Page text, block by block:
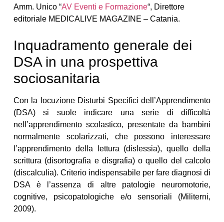
Amm. Unico “AV Eventi e Formazione“, Direttore
editoriale MEDICALIVE MAGAZINE – Catania.
Inquadramento generale dei
DSA in una prospettiva
sociosanitaria
Con la locuzione Disturbi Specifici dell’Apprendimento
(DSA) si suole indicare una serie di difficoltà
nell’apprendimento scolastico, presentate da bambini
normalmente scolarizzati, che possono interessare
l’apprendimento della lettura (dislessia), quello della
scrittura (disortografia e disgrafia) o quello del calcolo
(discalculia). Criterio indispensabile per fare diagnosi di
DSA è l’assenza di altre patologie neuromotorie,
cognitive, psicopatologiche e/o sensoriali (Militerni,
2009).